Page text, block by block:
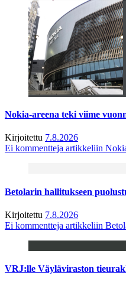
Nokia-areena teki viime
Kirjoitettu 7.8.2026
Ei kommentteja artikkeliin
Betolarin hallitukseen
Kirjoitettu 7.8.2026
Ei kommentteja artikkeliin
VRJ:lle Väyläviraston